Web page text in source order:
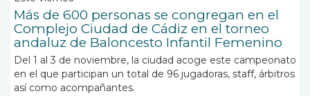
Más de 600 personas se congregan en el
Complejo Ciudad de Cádiz en el torneo
andaluz de Baloncesto Infantil Femenino
Del 1 al 3 de noviembre, la ciudad acoge este campeonato
en el que participan un total de 96 jugadoras, staff, árbitros
así como acompañantes.